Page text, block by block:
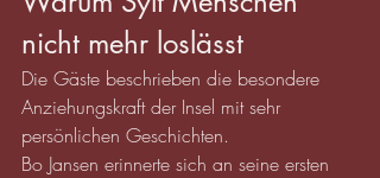
nicht mehr loslässt
Die Gäste beschrieben die besondere
Anziehungskraft der Insel mit sehr
persönlichen Geschichten.
Bo Jansen erinnerte sich an seine ersten